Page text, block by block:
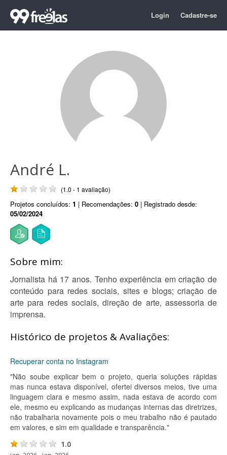
Login Cadastre-se
André L.
(1.0 - 1 avaliação)
Projetos concluídos: 1 | Recomendações: 0 | Registrado desde:
05/02/2024
Sobre mim:
Jornalista há 17 anos. Tenho experiência em criação de
conteúdo para redes sociais, sites e blogs; criação de
arte para redes sociais, direção de arte, assessoria de
imprensa.
Histórico de projetos & Avaliações:
Recuperar conta no Instagram
"Não soube explicar bem o projeto, queria soluções rápidas
mas nunca estava disponível, ofertei diversos meios, tive uma
linguagem clara e mesmo assim, nada estava de acordo com
ele, mesmo eu explicando as mudanças internas das diretrizes,
não trabalharia novamente pois o meu trabalho não é pautado
em valores, e sim em qualidade e transparência."
1.0